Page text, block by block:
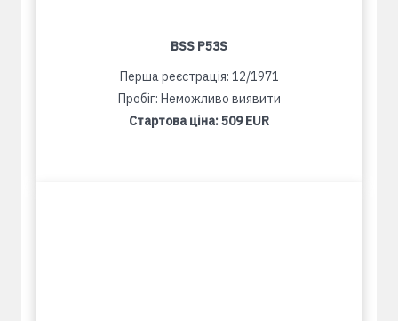
BSS P53S
Перша реєстрація: 12/1971
Пробіг: Неможливо виявити
Стартова ціна:509 EUR